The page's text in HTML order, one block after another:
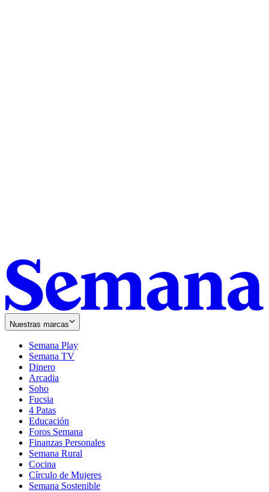
Nuestras marcas
Semana Play
Semana TV
Dinero
Arcadia
Soho
in
new
window
Fucsia
in
new
window
4 Patas
Educación
Foros Semana
Finanzas Personales
Semana Rural
Cocina
Círculo de Mujeres
Semana Sostenible